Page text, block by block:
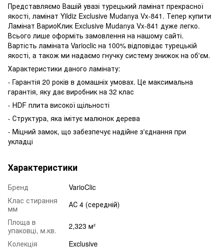
Представляємо Вашій увазі турецький ламінат прекрасної
якості, ламінат Yildiz Exclusive Mudanya Vx-841. Тепер купити
Ламінат ВариоКлик Exclusive Mudanya Vx-841 дуже легко.
Всього лише оформіть замовлення на нашому сайті.
Вартість ламіната Varioclic на 100% відповідає турецькій
якості, а також ми надаємо гнучку систему знижок на об'єм.
Характеристики даного ламінату:
- Гарантія 20 років в домашніх умовах. Це максимальна
гарантія, яку дає виробник на 32 клас
- HDF плита високої щільності
- Структура, яка імітує малюнок дерева
- Міцний замок, що забезпечує надійне з'єднання при
укладці
Характеристики
Бренд
VarioClic
Клас стирання
мм
АС 4 (середній)
Площа в
упаковці, м.кв.
2,323 м²
Колекція
Exclusive